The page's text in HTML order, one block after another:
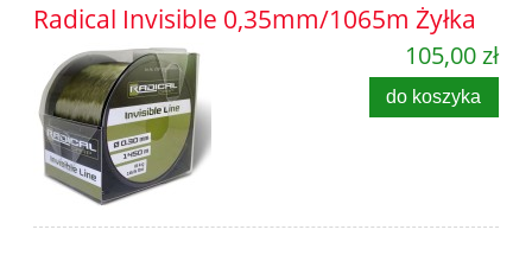
Radical Invisible 0,35mm/1065m Żyłka
105,00 zł
do koszyka